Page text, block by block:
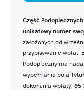
Część
unikatowy numer
założonych od
przypisywanie wpłat.
Podopieczny ma
wypełniania pola
dokonania wpłaty: 95